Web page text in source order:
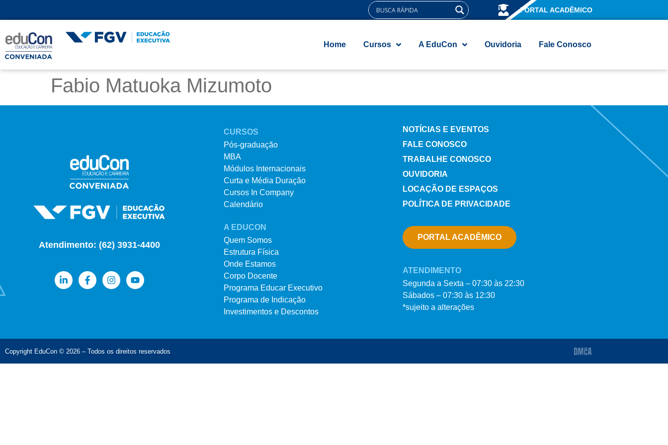
PORTAL ACADÊMICO
Home Cursos A EduCon Ouvidoria Fale Conosco
Fabio Matuoka Mizumoto
Atendimento: (62) 3931-4400
CURSOS
Pós-graduação
MBA
Módulos Internacionais
Curta e Média Duração
Cursos In Company
Calendário
A EDUCON
Quem Somos
Estrutura Física
Onde Estamos
Corpo Docente
Programa Educar Executivo
Programa de Indicação
Investimentos e Descontos
NOTÍCIAS E EVENTOS
FALE CONOSCO
TRABALHE CONOSCO
OUVIDORIA
LOCAÇÃO DE ESPAÇOS
POLÍTICA DE PRIVACIDADE
PORTAL ACADÊMICO
ATENDIMENTO
Segunda a Sexta – 07:30 às 22:30
Sábados – 07:30 às 12:30
*sujeito a alterações
Copyright EduCon © 2026 – Todos os direitos reservados